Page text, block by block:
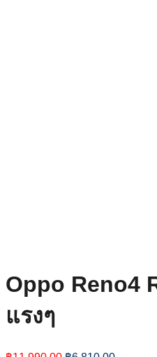
Oppo Reno4
แรงๆ
Original
Current